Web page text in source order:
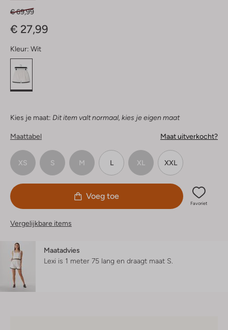
€ 69,99
€ 27,99
Kleur: Wit
Kies je maat: Dit item valt normaal, kies je eigen maat
Maattabel Maat uitverkocht?
XS S M L XL XXL
Voeg toe
Favoriet
Vergelijkbare items
Maatadvies
Lexi is 1 meter 75 lang en draagt maat S.